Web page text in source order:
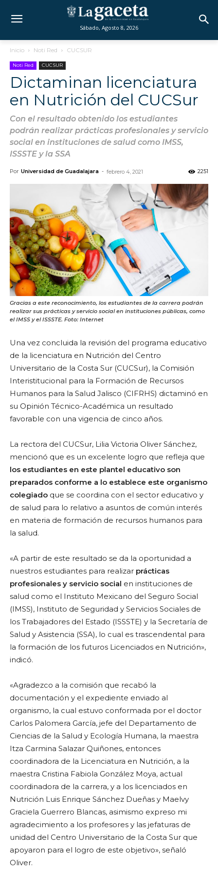
Sábado, Agosto 8, 2026
Inicio Noti Red CUCSUR
Noti Red CUCSUR
Dictaminan licenciatura
en Nutrición del CUCSur
Con el resultado obtenido los estudiantes
podrán realizar prácticas profesionales y servicio
social en instituciones de salud como IMSS,
ISSSTE y la SSA
Por Universidad de Guadalajara - febrero 4, 2021 2251
Gracias a este reconocimiento, los estudiantes de la carrera podrán
realizar sus prácticas y servicio social en instituciones públicas, como
el IMSS y el ISSSTE. Foto: Internet
Una vez concluida la revisión del programa educativo
de la licenciatura en Nutrición del Centro
Universitario de la Costa Sur (CUCSur), la Comisión
Interistitucional para la Formación de Recursos
Humanos para la Salud Jalisco (CIFRHS) dictaminó en
su Opinión Técnico-Académica un resultado
favorable con una vigencia de cinco años.
La rectora del CUCSur, Lilia Victoria Oliver Sánchez,
mencionó que es un excelente logro que refleja que
los estudiantes en este plantel educativo son
preparados conforme a lo establece este organismo
colegiado que se coordina con el sector educativo y
de salud para lo relativo a asuntos de común interés
en materia de formación de recursos humanos para
la salud.
«A partir de este resultado se da la oportunidad a
nuestros estudiantes para realizar prácticas
profesionales y servicio social en instituciones de
salud como el Instituto Mexicano del Seguro Social
(IMSS), Instituto de Seguridad y Servicios Sociales de
los Trabajadores del Estado (ISSSTE) y la Secretaría de
Salud y Asistencia (SSA), lo cual es trascendental para
la formación de los futuros Licenciados en Nutrición»,
indicó.
«Agradezco a la comisión que recabó la
documentación y el expediente enviado al
organismo, la cual estuvo conformada por el doctor
Carlos Palomera García, jefe del Departamento de
Ciencias de la Salud y Ecología Humana, la maestra
Itza Carmina Salazar Quiñones, entonces
coordinadora de la Licenciatura en Nutrición, a la
maestra Cristina Fabiola González Moya, actual
coordinadora de la carrera, y a los licenciados en
Nutrición Luis Enrique Sánchez Dueñas y Maelvy
Graciela Guerrero Blancas, asimismo expreso mi
agradecimiento a los profesores y las jefaturas de
unidad del Centro Universitario de la Costa Sur que
apoyaron para el logro de este objetivo», señaló
Oliver.